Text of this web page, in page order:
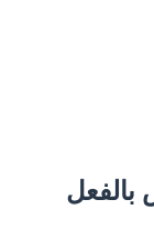
بالفعل